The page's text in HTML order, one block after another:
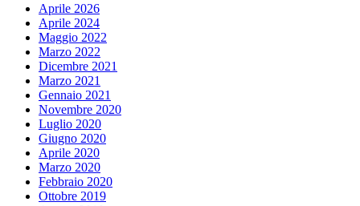
Aprile 2026
Aprile 2024
Maggio 2022
Marzo 2022
Dicembre 2021
Marzo 2021
Gennaio 2021
Novembre 2020
Luglio 2020
Giugno 2020
Aprile 2020
Marzo 2020
Febbraio 2020
Ottobre 2019